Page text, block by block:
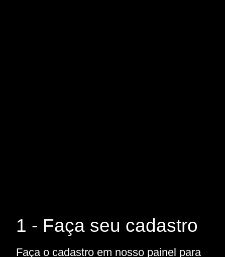
1 - Faça seu cadastro
Faça o cadastro em nosso painel para